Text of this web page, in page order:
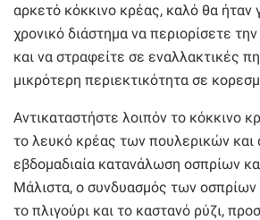
αρκετό κόκκινο κρέας, καλό θα ήταν
χρονικό διάστημα να περιορίσετε
και να στραφείτε σε εναλλακτικές
μικρότερη περιεκτικότητα σε
Αντικαταστήστε λοιπόν το κόκκινο
το λευκό κρέας των πουλερικών και
εβδομαδιαία κατανάλωση οσπρίων
Μάλιστα, ο συνδυασμός των
το πλιγούρι και το καστανό ρύζι,